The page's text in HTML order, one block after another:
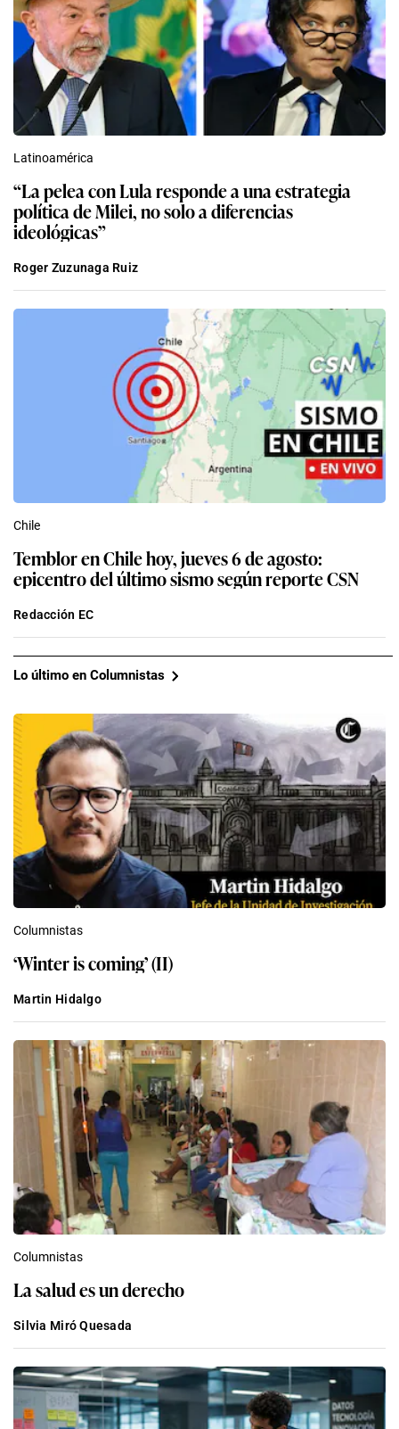
Latinoamérica
“La pelea con Lula responde a una estrategia
política de Milei, no solo a diferencias
ideológicas”
Roger Zuzunaga Ruiz
Chile
Temblor en Chile hoy, jueves 6 de agosto:
epicentro del último sismo según reporte CSN
Redacción EC
Lo último en Columnistas
Columnistas
‘Winter is coming’ (II)
Martin Hidalgo
Columnistas
La salud es un derecho
Silvia Miró Quesada